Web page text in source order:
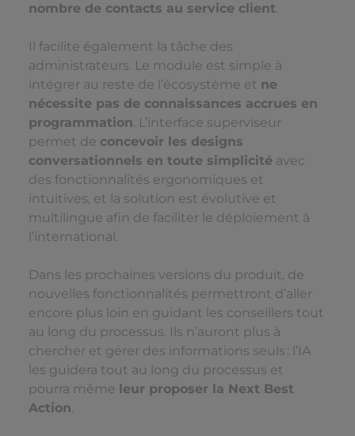
nombre de contacts au service client.
Il facilite également la tâche des
administrateurs. Le module est simple à
intégrer au reste de l’écosystème et ne
nécessite pas de connaissances accrues en
programmation. L’interface superviseur
permet de concevoir les designs
conversationnels en toute simplicité avec
des fonctionnalités ergonomiques et
intuitives, et la solution est évolutive et
multilingue afin de faciliter le déploiement à
l’international.
Dans les prochaines versions du produit, de
nouvelles fonctionnalités permettront d’aller
encore plus loin en guidant les conseillers tout
au long du processus. Ils n’auront plus à
chercher et gérer des informations seuls : l’IA
les guidera tout au long du processus et
pourra même leur proposer la Next Best
Action.